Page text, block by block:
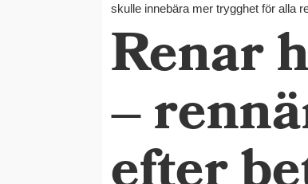
skulle innebära mer trygghet för alla
Renar
–